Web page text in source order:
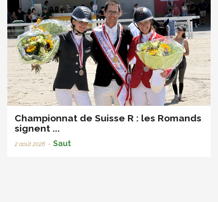
Championnat de Suisse R : les Romands
signent ...
2 août 2026 • Saut